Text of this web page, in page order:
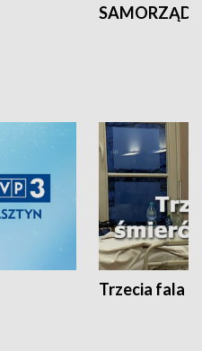
SAMORZĄD
Trzecia fala -